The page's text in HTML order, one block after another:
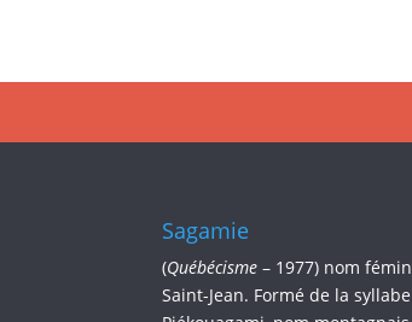
Sagamie
(Québécisme– 1977) nom
Saint-Jean. Formé de la